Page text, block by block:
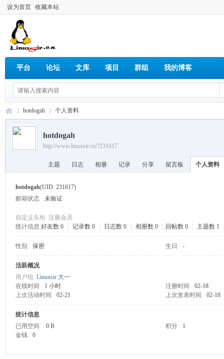
设为首页 收藏本站
平台 论坛 文库 项目 群组 我的博客
Sir.
hotdogah 个人资料
hotdogah
http://www.linuxsir.cn/?231617
主题 日志 相册 记录 分享 留言板 个人资料
hotdogah(UID: 231617)
邮箱状态
未验证
自定义头衔 注册会员
统计信息 好友数 0 记录数 0 日志数 0 相册数 0 回帖数 0 主题数 1
性别 保密 生日 -
活跃概况
用户组 Linuxsir 大一
在线时间
1 小时 注册时间
02-18
上次活动时间
02-21 上次发表时间 02-18
统计信息
已用空间
0 B 积分
1
金钱
0